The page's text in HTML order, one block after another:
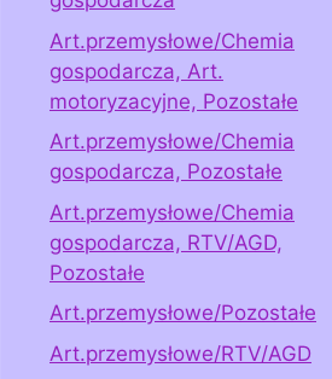
Art.przemysłowe/Chemia
gospodarcza, Art.
motoryzacyjne, Pozostałe
Art.przemysłowe/Chemia
gospodarcza, Pozostałe
Art.przemysłowe/Chemia
gospodarcza, RTV/AGD,
Pozostałe
Art.przemysłowe/Pozostałe
Art.przemysłowe/RTV/AGD